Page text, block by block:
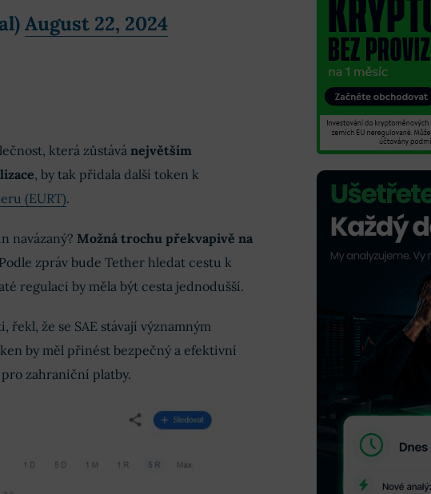
August 22, 2024
která zůstává největším
, by tak přidala další token k
(EURT).
navázaný? Možná trochu překvapivě na
Podle zpráv bude Tether hledat cestu k
regulaci by měla být cesta jednodušší.
že se SAE stávají významným
by měl přinést bezpečný a efektivní
zahraniční platby.